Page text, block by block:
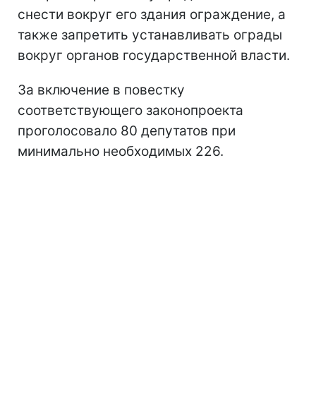
снести вокруг его здания ограждение, а
также запретить устанавливать ограды
вокруг органов государственной власти.
За включение в повестку
соответствующего законопроекта
проголосовало 80 депутатов при
минимально необходимых 226.